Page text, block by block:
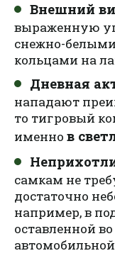
Внешний
выраженную
снежно-
кольцами на
Дневная
нападают
то тигровый
именно в
самкам не
достаточно
например, в
оставленной